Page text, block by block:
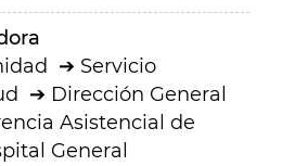
Servicio
Dirección General
Asistencial de
General